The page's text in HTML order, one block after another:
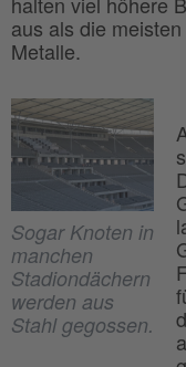
aus als die
Metalle.
Sogar Knoten in
manchen
Stadiondächern
werden aus
Stahl gegossen.